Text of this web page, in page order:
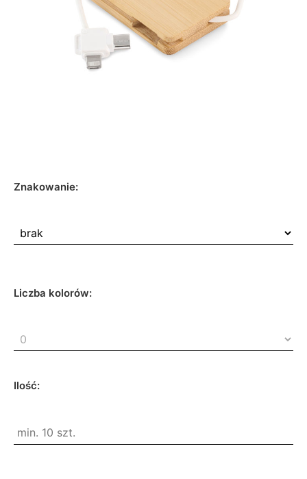
Znakowanie:
Liczba kolorów:
Ilość: